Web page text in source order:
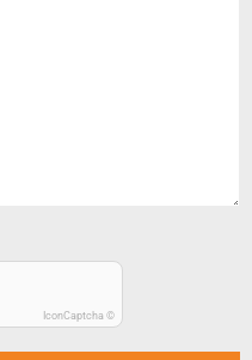
IconCaptcha ©